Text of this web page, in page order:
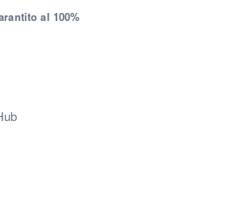
al 100%